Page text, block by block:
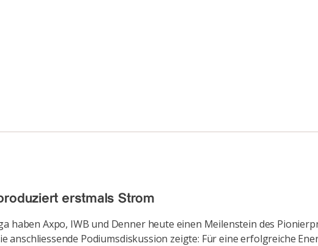
erstmals Strom
haben Axpo, IWB und Denner heute einen Meilenstein des
Podiumsdiskussion zeigte: Für eine erfolgreiche